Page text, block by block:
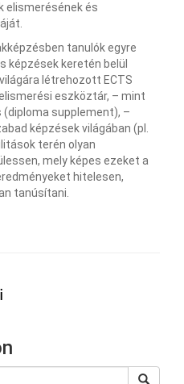
elismerésének és
tanulók egyre
képzések keretén belül
létrehozott ECTS
eszköztár, – mint
supplement), –
képzések világában (pl.
terén olyan
mely képes ezeket a
hitelesen,
tanúsítani.